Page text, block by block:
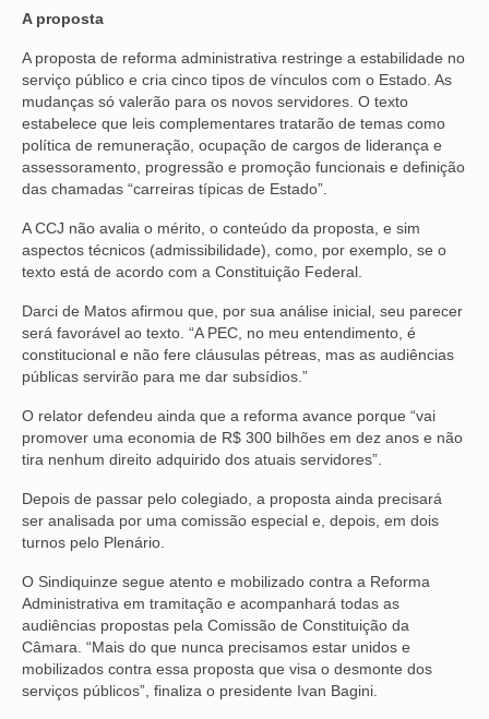
SINDICALIZE-SE
JURÍDICO
NÚCLEOS
APOSENTADOS
AGENTES DE POLÍCIA JUDICIAL
ANALISTAS JUDICIÁRIOS
ACESSIBILIDADE E INCLUSÃO
LGBTQIA+
MULHERES
OFICIAIS DE JUSTIÇA
SAÚDE
SOLIDARIEDADE
TÉCNICOS JUDICIÁRIOS
TECNOLOGIA DA INFORMAÇÃO
A proposta
A proposta de reforma administrativa restringe a estabilidade no
serviço público e cria cinco tipos de vínculos com o Estado. As
mudanças só valerão para os novos servidores. O texto
estabelece que leis complementares tratarão de temas como
política de remuneração, ocupação de cargos de liderança e
assessoramento, progressão e promoção funcionais e definição
das chamadas “carreiras típicas de Estado”.
A CCJ não avalia o mérito, o conteúdo da proposta, e sim
aspectos técnicos (admissibilidade), como, por exemplo, se o
texto está de acordo com a Constituição Federal.
Darci de Matos afirmou que, por sua análise inicial, seu parecer
será favorável ao texto. “A PEC, no meu entendimento, é
constitucional e não fere cláusulas pétreas, mas as audiências
públicas servirão para me dar subsídios.”
O relator defendeu ainda que a reforma avance porque “vai
promover uma economia de R$ 300 bilhões em dez anos e não
tira nenhum direito adquirido dos atuais servidores”.
Depois de passar pelo colegiado, a proposta ainda precisará
ser analisada por uma comissão especial e, depois, em dois
turnos pelo Plenário.
O Sindiquinze segue atento e mobilizado contra a Reforma
Administrativa em tramitação e acompanhará todas as
audiências propostas pela Comissão de Constituição da
Câmara. “Mais do que nunca precisamos estar unidos e
mobilizados contra essa proposta que visa o desmonte dos
serviços públicos”, finaliza o presidente Ivan Bagini.